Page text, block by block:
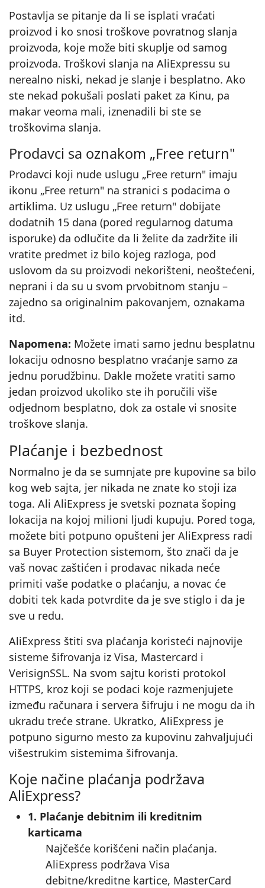
Postavlja se pitanje da li se isplati vraćati
proizvod i ko snosi troškove povratnog slanja
proizvoda, koje može biti skuplje od samog
proizvoda. Troškovi slanja na AliExpressu su
nerealno niski, nekad je slanje i besplatno. Ako
ste nekad pokušali poslati paket za Kinu, pa
makar veoma mali, iznenadili bi ste se
troškovima slanja.
Prodavci sa oznakom „Free return"
Prodavci koji nude uslugu „Free return" imaju
ikonu „Free return" na stranici s podacima o
artiklima. Uz uslugu „Free return" dobijate
dodatnih 15 dana (pored regularnog datuma
isporuke) da odlučite da li želite da zadržite ili
vratite predmet iz bilo kojeg razloga, pod
uslovom da su proizvodi nekorišteni, neoštećeni,
neprani i da su u svom prvobitnom stanju –
zajedno sa originalnim pakovanjem, oznakama
itd.
Napomena: Možete imati samo jednu besplatnu
lokaciju odnosno besplatno vraćanje samo za
jednu porudžbinu. Dakle možete vratiti samo
jedan proizvod ukoliko ste ih poručili više
odjednom besplatno, dok za ostale vi snosite
troškove slanja.
Plaćanje i bezbednost
Normalno je da se sumnjate pre kupovine sa bilo
kog web sajta, jer nikada ne znate ko stoji iza
toga. Ali AliExpress je svetski poznata šoping
lokacija na kojoj milioni ljudi kupuju. Pored toga,
možete biti potpuno opušteni jer AliExpress radi
sa Buyer Protection sistemom, što znači da je
vaš novac zaštićen i prodavac nikada neće
primiti vaše podatke o plaćanju, a novac će
dobiti tek kada potvrdite da je sve stiglo i da je
sve u redu.
AliExpress štiti sva plaćanja koristeći najnovije
sisteme šifrovanja iz Visa, Mastercard i
VerisignSSL. Na svom sajtu koristi protokol
HTTPS, kroz koji se podaci koje razmenjujete
između računara i servera šifruju i ne mogu da ih
ukradu treće strane. Ukratko, AliExpress je
potpuno sigurno mesto za kupovinu zahvaljujući
višestrukim sistemima šifrovanja.
Koje načine plaćanja podržava
AliExpress?
1. Plaćanje debitnim ili kreditnim
karticama
Najčešće korišćeni način plaćanja.
AliExpress podržava Visa
debitne/kreditne kartice, MasterCard